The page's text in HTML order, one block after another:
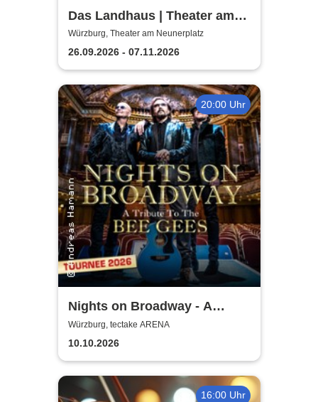
Das Landhaus | Theater am
Neunerplatz
Würzburg, Theater am Neunerplatz
26.09.2026 - 07.11.2026
20:00 Uhr
Nights on Broadway - A
Tribute to the Bee Gees
performed by Night Fever
Würzburg, tectake ARENA
10.10.2026
16:00 Uhr